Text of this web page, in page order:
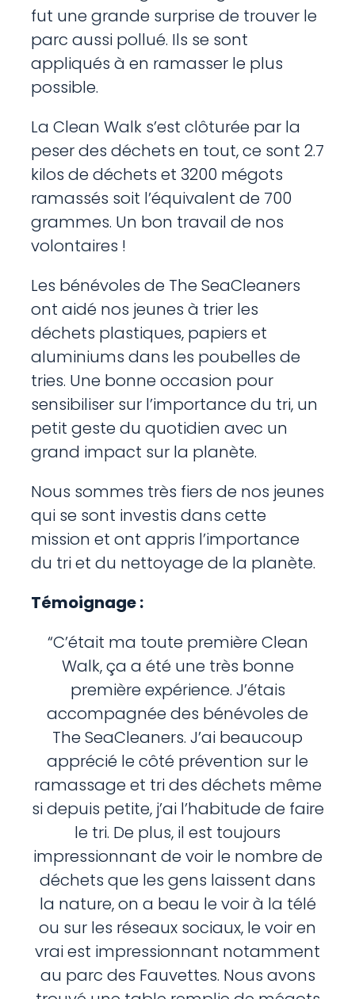
fut une grande surprise de trouver le
parc aussi pollué. Ils se sont
appliqués à en ramasser le plus
possible.
La Clean Walk s’est clôturée par la
peser des déchets en tout, ce sont 2.7
kilos de déchets et 3200 mégots
ramassés soit l’équivalent de 700
grammes. Un bon travail de nos
volontaires !
Les bénévoles de The SeaCleaners
ont aidé nos jeunes à trier les
déchets plastiques, papiers et
aluminiums dans les poubelles de
tries. Une bonne occasion pour
sensibiliser sur l’importance du tri, un
petit geste du quotidien avec un
grand impact sur la planète.
Nous sommes très fiers de nos jeunes
qui se sont investis dans cette
mission et ont appris l’importance
du tri et du nettoyage de la planète.
Témoignage :
“C’était ma toute première Clean
Walk, ça a été une très bonne
première expérience. J’étais
accompagnée des bénévoles de
The SeaCleaners. J’ai beaucoup
apprécié le côté prévention sur le
ramassage et tri des déchets même
si depuis petite, j’ai l’habitude de faire
le tri. De plus, il est toujours
impressionnant de voir le nombre de
déchets que les gens laissent dans
la nature, on a beau le voir à la télé
ou sur les réseaux sociaux, le voir en
vrai est impressionnant notamment
au parc des Fauvettes. Nous avons